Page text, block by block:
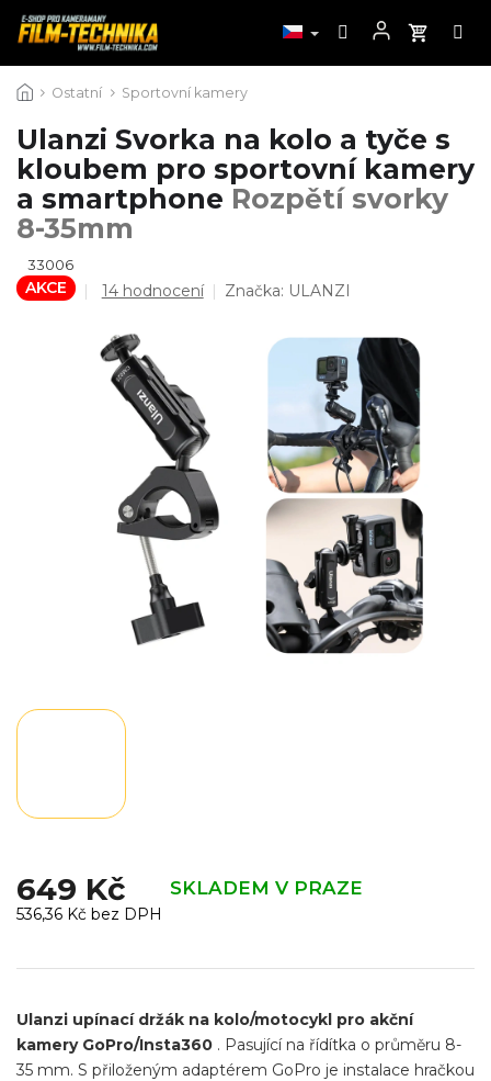
na
Ostatní Sportovní kamery
Ulanzi Svorka na kolo a tyče s
kloubem pro sportovní kamery
a smartphone Rozpětí svorky
8-35mm
33006
AKCE
Průměrné
produktu
je
4,6
hvězdiček.
14 hodnocení Značka: ULANZI
649 Kč SKLADEM V PRAZE
536,36 Kč bez DPH
cena:
Ulanzi upínací držák na kolo/motocykl pro akční
kamery GoPro/Insta360 . Pasující na řídítka o průměru 8-
35 mm. S přiloženým adaptérem GoPro je instalace hračkou